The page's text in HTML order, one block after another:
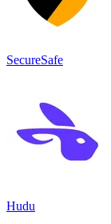
SecureSafe
Hudu